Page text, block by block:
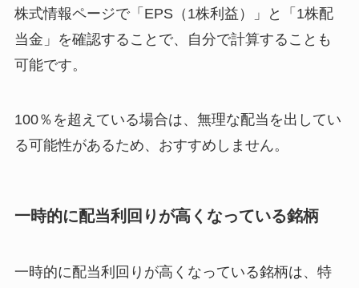
株式情報ページで「EPS（1株利益）」と「1株配
当金」を確認することで、自分で計算することも
可能です。
100％を超えている場合は、無理な配当を出してい
る可能性があるため、おすすめしません。
一時的に配当利回りが高くなっている銘柄
一時的に配当利回りが高くなっている銘柄は、特